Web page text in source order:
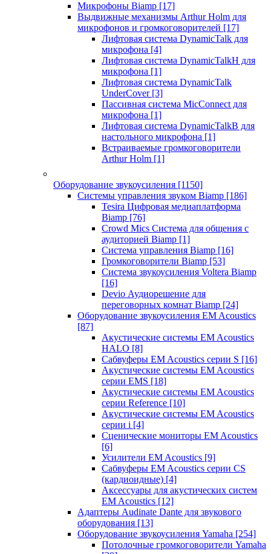
Микрофоны Biamp [17]
Выдвижные механизмы Arthur Holm для
микрофонов и громкоговорителей [17]
Лифтовая система DynamicTalk для
микрофона [4]
Лифтовая система DynamicTalkH для
микрофона [1]
Лифтовая система DynamicTalk
UnderCover [3]
Пассивная система MicConnect для
микрофона [1]
Лифтовая система DynamicTalkB для
настольного микрофона [1]
Встраиваемые громкоговорители
Arthur Holm [1]
Оборудование звукоусиления [1150]
Системы управления звуком Biamp [186]
Tesira Цифровая медиаплатформа
Biamp [76]
Crowd Mics Система для общения с
аудиторией Biamp [1]
Система управления Biamp [16]
Громкоговорители Biamp [53]
Система звукоусиления Voltera Biamp
[16]
Devio Аудиорешение для
переговорных комнат Biamp [24]
Оборудование звукоусиления EM Acoustics
[87]
Акустические системы EM Acoustics
HALO [8]
Сабвуферы EM Acoustics серии S [16]
Акустические системы EM Acoustics
серии EMS [18]
Акустические системы EM Acoustics
серии Reference [10]
Акустические системы EM Acoustics
серии i [4]
Сценические мониторы EM Acoustics
[6]
Усилители EM Acoustics [9]
Сабвуферы EM Acoustics серии CS
(кардиоидные) [4]
Аксессуары для акустических систем
EM Acoustics [12]
Адаптеры Audinate Dante для звукового
оборудования [13]
Оборудование звукоусиления Yamaha [254]
Потолочные громкоговорители Yamaha